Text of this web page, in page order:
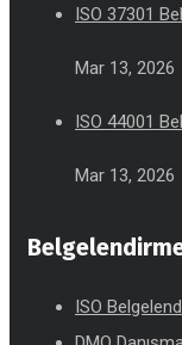
ISO 37301
Mar 13, 2026
ISO 44001
Mar 13, 2026
ISO